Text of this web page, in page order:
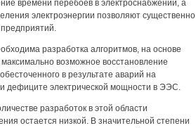
времени перебоев в электроснабжении, а
электроэнергии позволяют существенно
разработка алгоритмов, на основе
возможное восстановление
в результате аварий на
дефиците электрической мощности в ЭЭС.
разработок в этой области
остается низкой. В значительной степени